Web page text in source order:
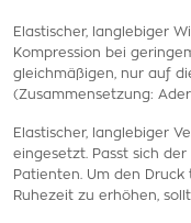
Elastischer, langlebiger
Kompression bei
gleichmäßigen, nur auf
(Zusammensetzung:
Elastischer, langlebiger
eingesetzt. Passt sich
Patienten. Um den
Ruhezeit zu erhöhen,